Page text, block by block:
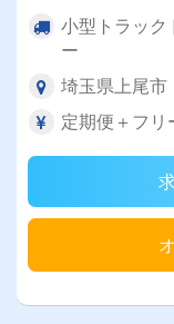
小型トラック
ー
埼玉県上尾市
定期便＋フ